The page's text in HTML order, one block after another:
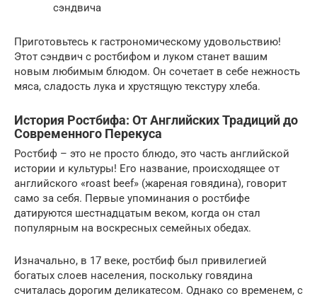
сэндвича
Приготовьтесь к гастрономическому удовольствию!
Этот сэндвич с ростбифом и луком станет вашим
новым любимым блюдом. Он сочетает в себе нежность
мяса, сладость лука и хрустящую текстуру хлеба.
История Ростбифа: От Английских Традиций до
Современного Перекуса
Ростбиф – это не просто блюдо, это часть английской
истории и культуры! Его название, происходящее от
английского «roast beef» (жареная говядина), говорит
само за себя. Первые упоминания о ростбифе
датируются шестнадцатым веком, когда он стал
популярным на воскресных семейных обедах.
Изначально, в 17 веке, ростбиф был привилегией
богатых слоев населения, поскольку говядина
считалась дорогим деликатесом. Однако со временем, с